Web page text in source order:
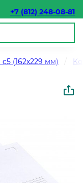
+7 (812) 248-08-81
(162х229 мм)